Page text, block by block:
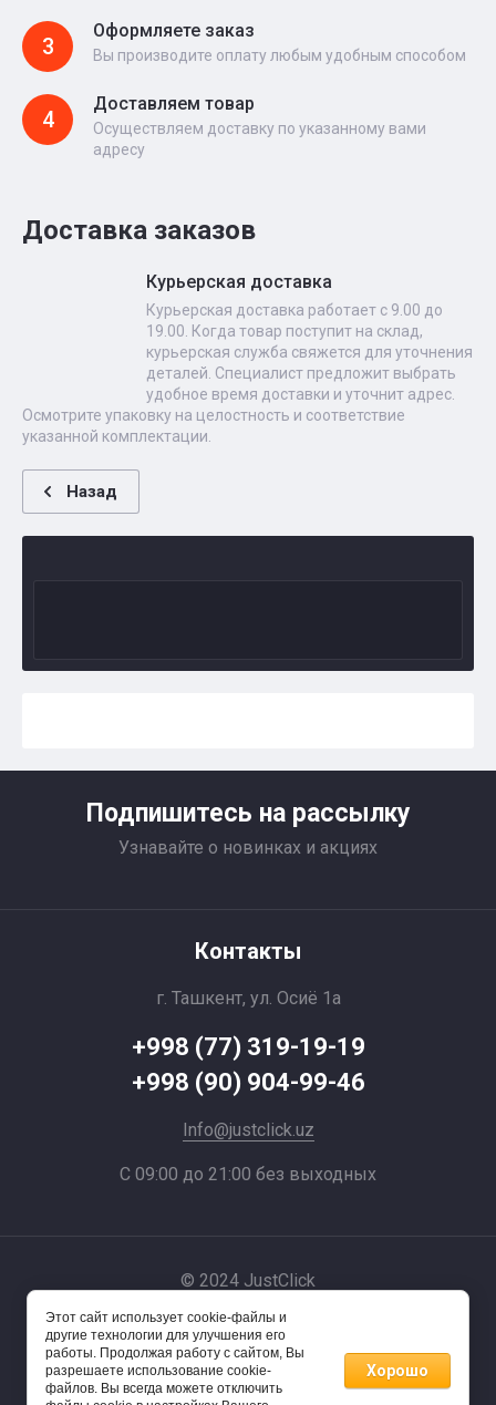
3
Оформляете заказ
Вы производите оплату любым удобным способом
4
Доставляем товар
Осуществляем доставку по указанному вами
адресу
Доставка заказов
Курьерская доставка
Курьерская доставка работает с 9.00 до
19.00. Когда товар поступит на склад,
курьерская служба свяжется для уточнения
деталей. Специалист предложит выбрать
удобное время доставки и уточнит адрес.
Осмотрите упаковку на целостность и соответствие
указанной комплектации.
Назад
Подпишитесь на рассылку
Узнавайте о новинках и акциях
Контакты
г. Ташкент, ул. Осиё 1a
+998 (77) 319-19-19
+998 (90) 904-99-46
Info@justclick.uz
С 09:00 до 21:00 без выходных
© 2024 JustClick
Powered by
Этот сайт использует cookie-файлы и
другие технологии для улучшения его
работы. Продолжая работу с сайтом, Вы
разрешаете использование cookie-
файлов. Вы всегда можете отключить
Хорошо